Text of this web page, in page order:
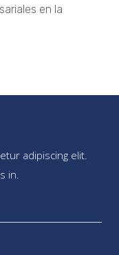
en la
adipiscing elit.
in.